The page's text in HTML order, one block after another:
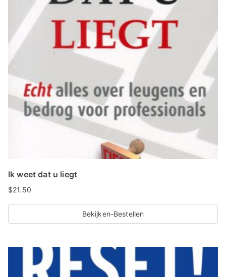
Ik weet dat u liegt
$21.50
Bekijken-Bestellen